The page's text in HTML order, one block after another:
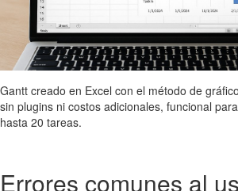
Gantt creado en Excel con el método de
sin plugins ni costos adicionales, funcional
hasta 20 tareas.
Errores comunes al